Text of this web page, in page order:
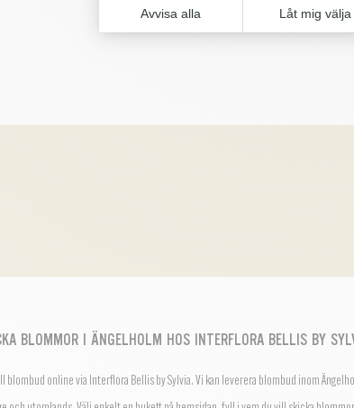
BLOMMOR I ÄNGELHOLM HOS INTERFLORA BELLIS BY
blombud online via Interflora Bellis by Sylvia. Vi kan leverera blombud inom